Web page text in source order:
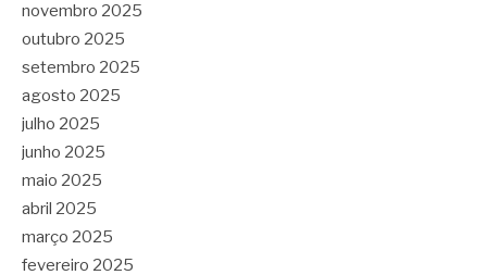
novembro 2025
outubro 2025
setembro 2025
agosto 2025
julho 2025
junho 2025
maio 2025
abril 2025
março 2025
fevereiro 2025